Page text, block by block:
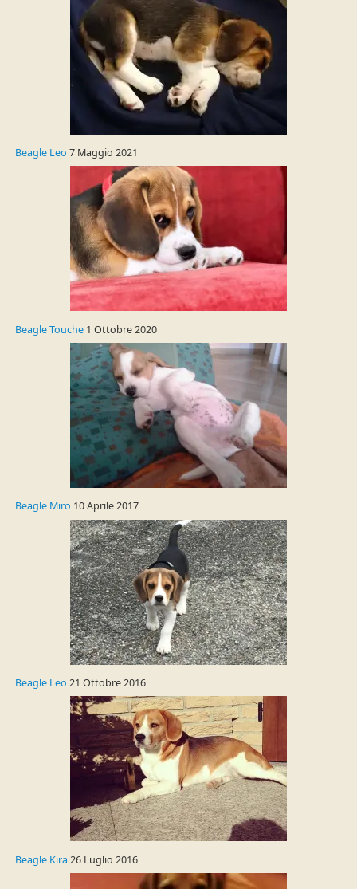
Beagle Leo 7 Maggio 2021
Beagle Touche1 Ottobre 2020
Beagle Miro 10 Aprile 2017
Beagle Leo 21 Ottobre 2016
Beagle Kira 26 Luglio 2016